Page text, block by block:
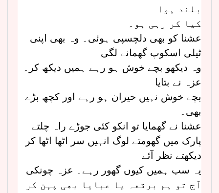
بلند ہوا
کیا کر رہی ہو۔
عشنا کو بھی دلچسپی ہوئی۔ وہ بھی اپنی
ٹیلی اسکوپ گھمانے لگی
وہ دیکھو بچے خوش ہو رہے ہمیں دیکھ کر۔
عزہ نے بتایا
بچے خوش نہیں حیران ہو رہے اور کچھ بڑے
بھی۔
عشنا نے گھمایا تو انکو کئی جوڑے راہ چلتے
پارک میں گھومتے لوگ انہیں سر اٹھا اٹھا کر
دیکھتے نظر آئے
یہ سب ہمیں کیوں گھور رہے۔ عزہ چونکی
آج تو ہم برقعہ یا عبایا بھی پہن کر